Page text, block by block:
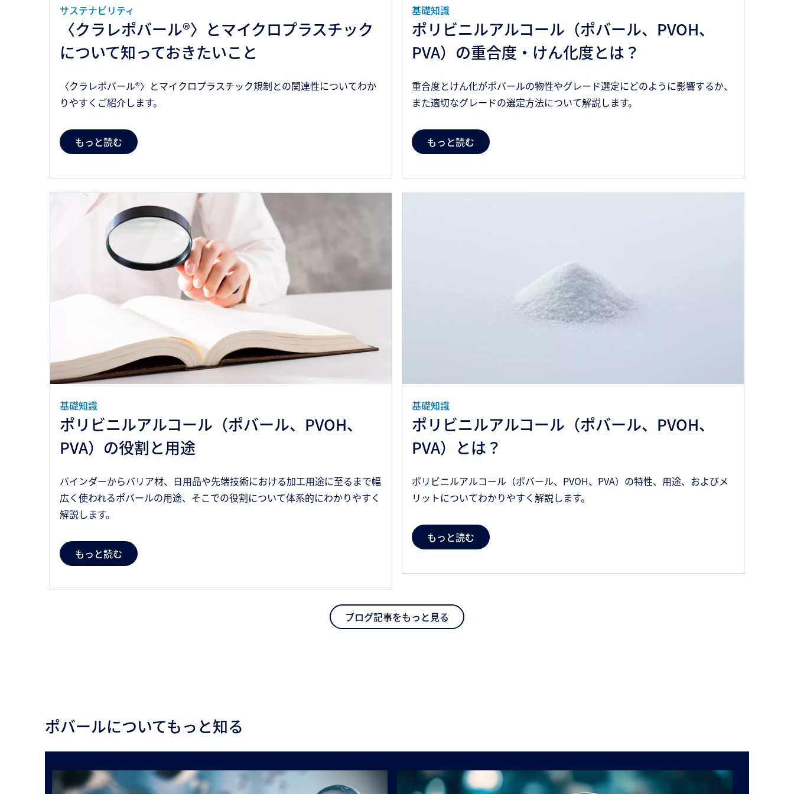
サステナビリティ
〈クラレポバール®〉とマイクロプラスチック
について知っておきたいこと
〈クラレポバール®〉とマイクロプラスチック規制との関連性についてわか
りやすくご紹介します。
もっと読む
基礎知識
ポリビニルアルコール（ポバール、PVOH、
PVA）の重合度・けん化度とは？
重合度とけん化がポバールの物性やグレード選定にどのように影響するか、
また適切なグレードの選定方法について解説します。
もっと読む
基礎知識
ポリビニルアルコール（ポバール、PVOH、
PVA）の役割と用途
バインダーからバリア材、日用品や先端技術における加工用途に至るまで幅
広く使われるポバールの用途、そこでの役割について体系的にわかりやすく
解説します。
もっと読む
基礎知識
ポリビニルアルコール（ポバール、PVOH、
PVA）とは？
ポリビニルアルコール（ポバール、PVOH、PVA）の特性、用途、およびメ
リットについてわかりやすく解説します。
もっと読む
ブログ記事をもっと見る
ポバールについてもっと知る